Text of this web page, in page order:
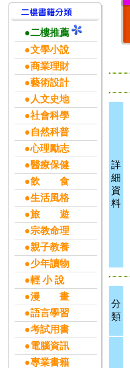
●二樓推薦
●文學小說
●商業理財
●藝術設計
●人文史地
●社會科學
●自然科普
●心理勵志
●醫療保健
●飲 食
●生活風格
●旅 遊
●宗教命理
●親子教養
●少年讀物
●輕 小 說
●漫 畫
●語言學習
●考試用書
●電腦資訊
●專業書籍
詳
細
資
料
分
類